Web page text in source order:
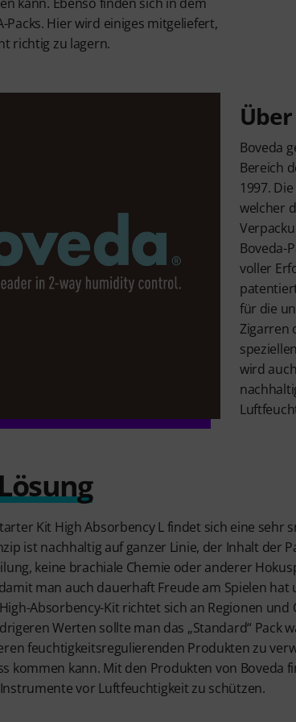
Packs. Hier wird einiges mitgeliefert,
richtig zu lagern.
Boveda
Bereich
1997.
welcher
Boveda-
voller
für die
Zigarren
wird
Kit High Absorbency L findet sich eine sehr
ist nachhaltig auf ganzer Linie, der Inhalt der
keine brachiale Chemie oder anderer
man auch dauerhaft Freude am Spielen
Absorbency-Kit richtet sich an Regionen
Werten sollte man das „Standard“ Pack
feuchtigkeitsregulierenden Produkten zu
kommen kann. Mit den Produkten von Boveda
vor Luftfeuchtigkeit zu schützen.